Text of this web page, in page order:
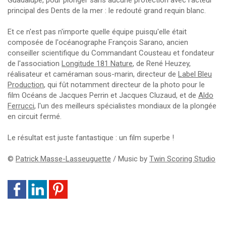
principal des Dents de la mer : le redouté grand requin blanc.
Et ce n'est pas n'importe quelle équipe puisqu'elle était
composée de l'océanographe François Sarano, ancien
conseiller scientifique du Commandant Cousteau et fondateur
de l'association Longitude 181 Nature, de René Heuzey,
réalisateur et caméraman sous-marin, directeur de Label Bleu
Production, qui fût notamment directeur de la photo pour le
film Océans de Jacques Perrin et Jacques Cluzaud, et de Aldo
Ferrucci, l'un des meilleurs spécialistes mondiaux de la plongée
en circuit fermé.
Le résultat est juste fantastique : un film superbe !
© Patrick Masse-Lasseuguette / Music by Twin Scoring Studio